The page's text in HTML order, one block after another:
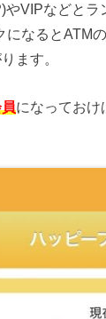
VIPなどとラ
になるとATM
ます。
になっておけ